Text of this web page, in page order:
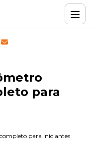
externo: guia completo para
para